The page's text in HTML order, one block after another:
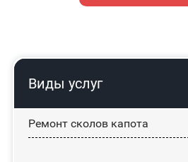
Виды услуг
Ремонт сколов капота